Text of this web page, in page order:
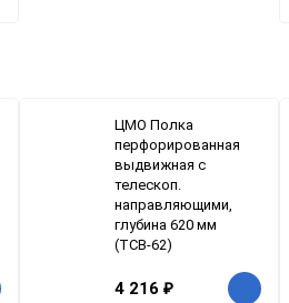
ЦМО Полка
перфорированная
выдвижная с
телескоп.
направляющими,
глубина 620 мм
(ТСВ-62)
4 216 ₽